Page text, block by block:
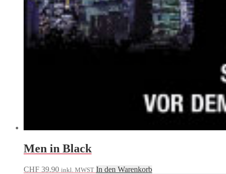
Men in Black
CHF 39.90 inkl. MWST In den Warenkorb